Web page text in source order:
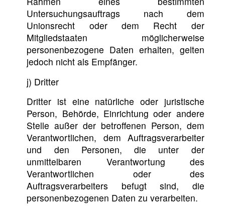
Untersuchungsauftrags nach dem
Unionsrecht oder dem Recht der
Mitgliedstaaten möglicherweise
personenbezogene Daten erhalten, gelten
jedoch nicht als Empfänger.
j) Dritter
Dritter ist eine natürliche oder juristische
Person, Behörde, Einrichtung oder andere
Stelle außer der betroffenen Person, dem
Verantwortlichen, dem Auftragsverarbeiter
und den Personen, die unter der
unmittelbaren Verantwortung des
Verantwortlichen oder des
Auftragsverarbeiters befugt sind, die
personenbezogenen Daten zu verarbeiten.